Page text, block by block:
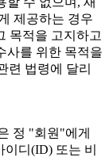
제공하는 경우
목적을 고지하고
사를 위한 목적을
련 법령에 달리
정 "회원"에게
디(ID) 또는 비